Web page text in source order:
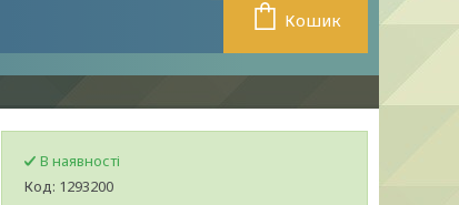
Кошик
В наявності
Код: 1293200